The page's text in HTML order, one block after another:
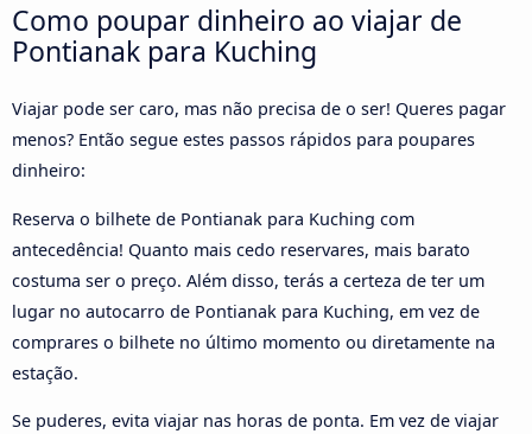
Como poupar dinheiro ao viajar de
Pontianak para Kuching
Viajar pode ser caro, mas não precisa de o ser! Queres pagar
menos? Então segue estes passos rápidos para poupares
dinheiro:
Reserva o bilhete de Pontianak para Kuching com
antecedência! Quanto mais cedo reservares, mais barato
costuma ser o preço. Além disso, terás a certeza de ter um
lugar no autocarro de Pontianak para Kuching, em vez de
comprares o bilhete no último momento ou diretamente na
estação.
Se puderes, evita viajar nas horas de ponta. Em vez de viajar